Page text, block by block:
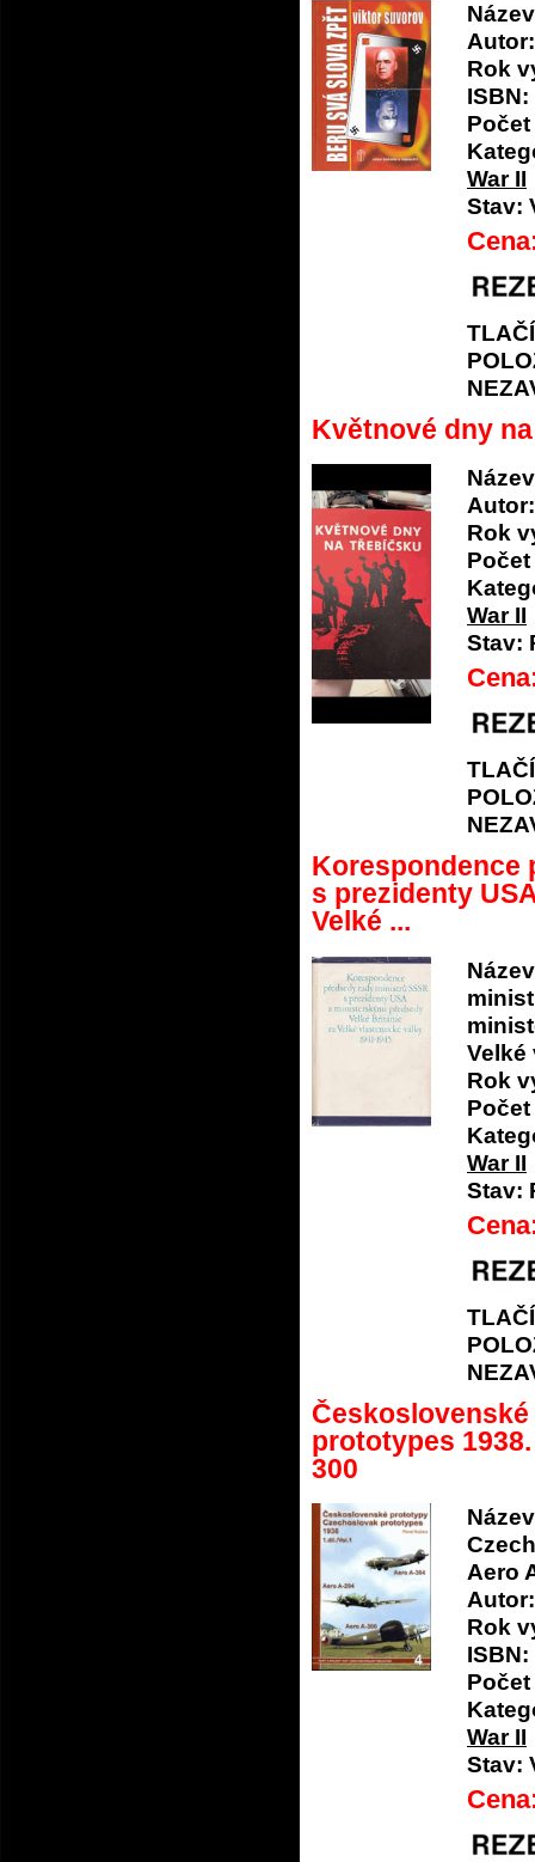
Autor:
Rok
ISBN:
War II
Stav:
Květnové dny
Autor:
Rok
War II
Stav:
Korespondence
s prezidenty
Velké ...
Velké
Rok
War II
Stav:
prototypes
300
Aero
Autor:
Rok
ISBN:
War II
Stav: